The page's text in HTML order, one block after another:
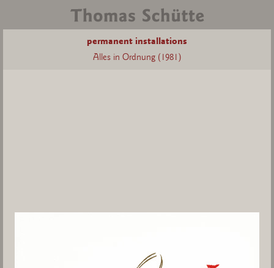
permanent installations
Alles in Ordnung (1981)